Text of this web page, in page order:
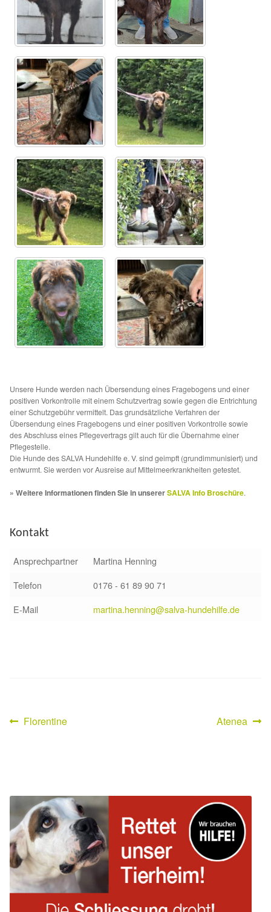
Glückliche Fellnasen
Happy End Stories
Regenbogenbrücke
Aktuelles
SALVA News
Reiseberichte
Kreativprojekte
Unsere Partnertierheime
Partnertierheim La Linea in Spanien
Aktion „Hilfe La Linea“
Updates „Hilfe La Linea“
Partnertierheim in Polen
Unsere Hunde werden nach Übersendung eines Fragebogens und einer
positiven Vorkontrolle mit einem Schutzvertrag sowie gegen die Entrichtung
einer Schutzgebühr vermittelt. Das grundsätzliche Verfahren der
Übersendung eines Fragebogens und einer positiven Vorkontrolle sowie
des Abschluss eines Pflegevertrags gilt auch für die Übernahme einer
Pflegestelle.
Die Hunde des SALVA Hundehilfe e. V. sind geimpft (grundimmunisiert) und
entwurmt. Sie werden vor Ausreise auf Mittelmeerkrankheiten getestet.
» Weitere Informationen finden Sie in unsererSALVA Info Broschüre.
Kontakt
Ansprechpartner
Martina Henning
Telefon
0176 - 61 89 90 71
E-Mail
martina.henning@salva-hundehilfe.de
Beitragsnavigation
Vorheriger
Florentine
Nächster
Atenea